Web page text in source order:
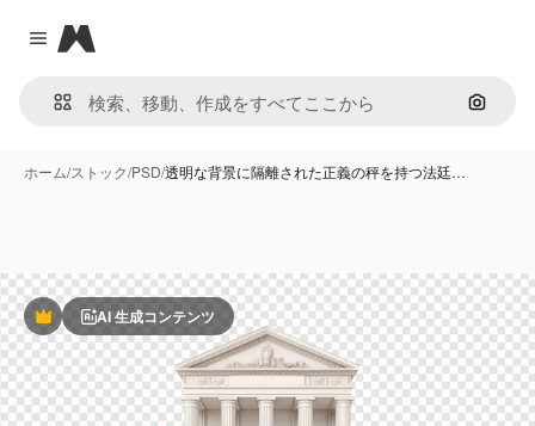
Close menu
Magnific
画像で
ホーム/ストック/PSD/透明な背景に隔離された正義の秤を持つ法廷…
PremiumAI 生成コンテンツ